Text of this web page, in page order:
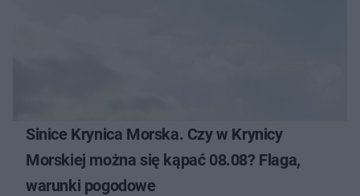
Sinice Krynica Morska. Czy w Krynicy
Morskiej można się kąpać 08.08? Flaga,
warunki pogodowe